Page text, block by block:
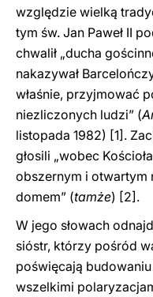
względzie wielką
tym św. Jan Paweł II
chwalił „ducha
nakazywał
właśnie, przyjmować
niezliczonych ludzi” (
listopada 1982) [1].
głosili „wobec
obszernym i otwartym
domem” (tamże) [2].
W jego słowach
sióstr, którzy pośród
poświęcają
wszelkimi